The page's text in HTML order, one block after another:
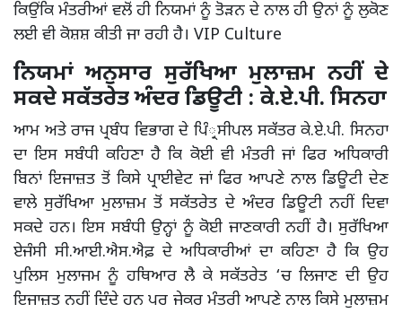
ਕਿਉਂਕਿ ਮੰਤਰੀਆਂ ਵਲੋਂ ਹੀ ਨਿਯਮਾਂ ਨੂੰ ਤੋੜਨ ਦੇ ਨਾਲ ਹੀ ਉਨਾਂ ਨੂੰ ਲੁਕੋਣ
ਲਈ ਵੀ ਕੋਸ਼ਸ਼ ਕੀਤੀ ਜਾ ਰਹੀ ਹੈ। VIP Culture
ਨਿਯਮਾਂ ਅਨੁਸਾਰ ਸੁਰੱਖਿਆ ਮੁਲਾਜ਼ਮ ਨਹੀਂ ਦੇ
ਸਕਦੇ ਸਕੱਤਰੇਤ ਅੰਦਰ ਡਿਊਟੀ : ਕੇ.ਏ.ਪੀ. ਸਿਨਹਾ
ਆਮ ਅਤੇ ਰਾਜ ਪ੍ਰਬੰਧ ਵਿਭਾਗ ਦੇ ਪਿੰ੍ਰਸੀਪਲ ਸਕੱਤਰ ਕੇ.ਏ.ਪੀ. ਸਿਨਹਾ
ਦਾ ਇਸ ਸਬੰਧੀ ਕਹਿਣਾ ਹੈ ਕਿ ਕੋਈ ਵੀ ਮੰਤਰੀ ਜਾਂ ਫਿਰ ਅਧਿਕਾਰੀ
ਬਿਨਾਂ ਇਜਾਜ਼ਤ ਤੋਂ ਕਿਸੇ ਪ੍ਰਾਈਵੇਟ ਜਾਂ ਫਿਰ ਆਪਣੇ ਨਾਲ ਡਿਊਟੀ ਦੇਣ
ਵਾਲੇ ਸੁਰੱਖਿਆ ਮੁਲਾਜ਼ਮ ਤੋਂ ਸਕੱਤਰੇਤ ਦੇ ਅੰਦਰ ਡਿਊਟੀ ਨਹੀਂ ਦਿਵਾ
ਸਕਦੇ ਹਨ। ਇਸ ਸਬੰਧੀ ਉਨ੍ਹਾਂ ਨੂੰ ਕੋਈ ਜਾਣਕਾਰੀ ਨਹੀਂ ਹੈ। ਸੁਰੱਖਿਆ
ਏਜੰਸੀ ਸੀ.ਆਈ.ਐਸ.ਐਫ਼ ਦੇ ਅਧਿਕਾਰੀਆਂ ਦਾ ਕਹਿਣਾ ਹੈ ਕਿ ਉਹ
ਪੁਲਿਸ ਮੁਲਾਜਮ ਨੂੰ ਹਥਿਆਰ ਲੈ ਕੇ ਸਕੱਤਰੇਤ ‘ਚ ਲਿਜਾਣ ਦੀ ਉਹ
ਇਜਾਜ਼ਤ ਨਹੀਂ ਦਿੰਦੇ ਹਨ ਪਰ ਜੇਕਰ ਮੰਤਰੀ ਆਪਣੇ ਨਾਲ ਕਿਸੇ ਮੁਲਾਜ਼ਮ